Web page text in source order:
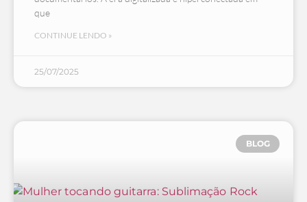
que
CONTINUE LENDO »
25/07/2025
BLOG